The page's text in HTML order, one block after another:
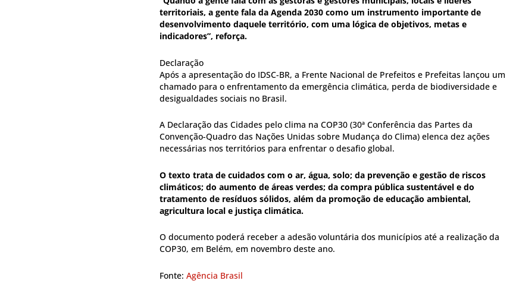
territoriais, a gente fala da Agenda 2030 como um instrumento importante de
desenvolvimento daquele território, com uma lógica de objetivos, metas e
indicadores”, reforça.
Declaração
Após a apresentação do IDSC-BR, a Frente Nacional de Prefeitos e Prefeitas lançou um
chamado para o enfrentamento da emergência climática, perda de biodiversidade e
desigualdades sociais no Brasil.
A Declaração das Cidades pelo clima na COP30 (30ª Conferência das Partes da
Convenção-Quadro das Nações Unidas sobre Mudança do Clima) elenca dez ações
necessárias nos territórios para enfrentar o desafio global.
O texto trata de cuidados com o ar, água, solo; da prevenção e gestão de riscos
climáticos; do aumento de áreas verdes; da compra pública sustentável e do
tratamento de resíduos sólidos, além da promoção de educação ambiental,
agricultura local e justiça climática.
O documento poderá receber a adesão voluntária dos municípios até a realização da
COP30, em Belém, em novembro deste ano.
Fonte: Agência Brasil